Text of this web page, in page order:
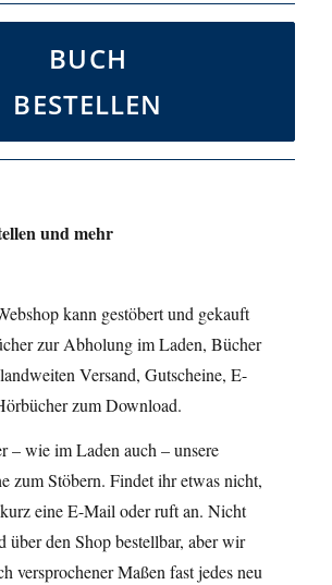
BUCH
BESTELLEN
und mehr
kann gestöbert und gekauft
zur Abholung im Laden, Bücher
Versand, Gutscheine, E-
zum Download.
– wie im Laden auch – unsere
zum Stöbern. Findet ihr etwas nicht,
eine E-Mail oder ruft an. Nicht
über den Shop bestellbar, aber wir
versprochener Maßen fast jedes neu